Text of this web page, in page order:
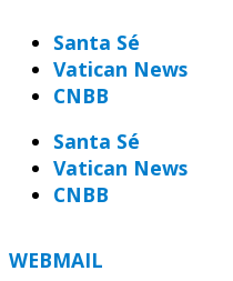
Santa Sé
Vatican News
CNBB
Santa Sé
Vatican News
CNBB
WEBMAIL